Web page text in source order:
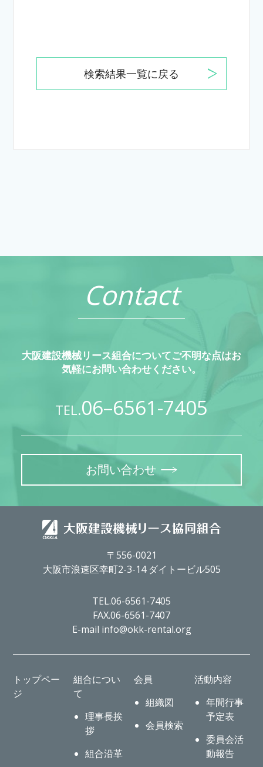
検索結果一覧に戻る
Contact
大阪建設機械リース組合についてご不明な点はお
気軽にお問い合わせください。
TEL.06–6561-7405
お問い合わせ
〒556-0021
大阪市浪速区幸町2-3-14 ダイトービル505
TEL.06-6561-7405
FAX.06-6561-7407
E-mail info@okk-rental.org
トップペー
ジ
組合につい
て
理事長挨
拶
組合沿革
会員
組織図
会員検索
活動内容
年間行事
予定表
委員会活
動報告